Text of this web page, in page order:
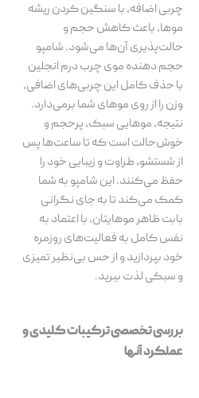
چربی اضافه، با سنگین کردن ریشه
موها، باعث کاهش حجم و
حالت‌پذیری آن‌ها می‌شود. شامپو
حجم دهنده موی چرب درم انجلین
با حذف کامل این چربی‌های اضافی،
وزن را از روی موهای شما برمی‌دارد.
نتیجه، موهایی سبک، پرحجم و
خوش‌حالت است که تا ساعت‌ها پس
از شستشو، طراوت و زیبایی خود را
حفظ می‌کنند. این شامپو به شما
کمک می‌کند تا به جای نگرانی
بابت ظاهر موهایتان، با اعتماد به
نفس کامل به فعالیت‌های روزمره
خود بپردازید و از حس بی‌نظیر تمیزی
و سبکی لذت ببرید.
بررسی تخصصی ترکیبات کلیدی و
عملکرد آنها